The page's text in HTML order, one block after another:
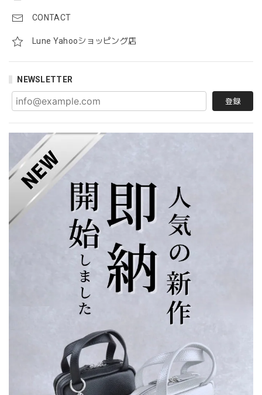
CONTACT
Lune Yahooショッピング店
NEWSLETTER
登録